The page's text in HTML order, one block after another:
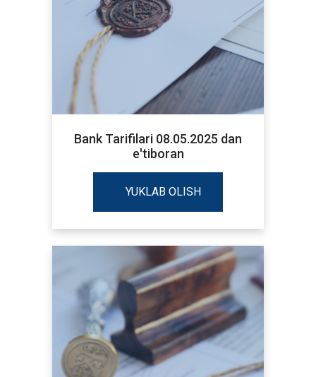
Bank Tarifilari 08.05.2025 dan
e'tiboran
YUKLAB OLISH